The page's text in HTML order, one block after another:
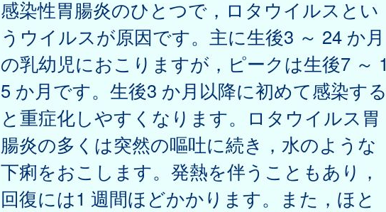
感染性胃腸炎のひとつで，ロタウイルスとい
うウイルスが原因です。主に生後3 ～ 24 か月
の乳幼児におこりますが，ピークは生後7 ～ 1
5 か月です。生後3 か月以降に初めて感染する
と重症化しやすくなります。ロタウイルス胃
腸炎の多くは突然の嘔吐に続き，水のような
下痢をおこします。発熱を伴うこともあり，
回復には1 週間ほどかかります。また，ほと